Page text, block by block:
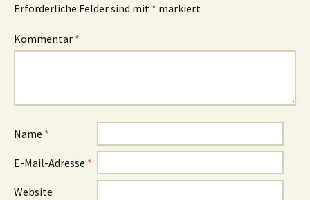
Erforderliche Felder sind mit * markiert
Kommentar *
Name *
E-Mail-Adresse *
Website